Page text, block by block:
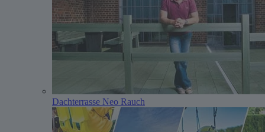
Dachterrasse Neo Rauch